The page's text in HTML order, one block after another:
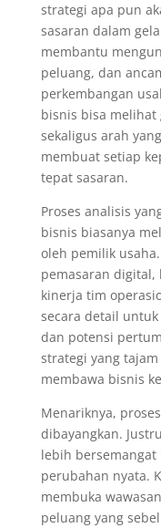
strategi apa pun
sasaran dalam
membantu
peluang, dan
perkembangan
bisnis bisa melihat
sekaligus arah
membuat setiap
tepat sasaran.
Proses analisis
bisnis biasanya
oleh pemilik
pemasaran digital,
kinerja tim
secara detail
dan potensi
strategi yang
membawa bisnis
Menariknya,
dibayangkan.
lebih bersemangat
perubahan nyata.
membuka
peluang yang